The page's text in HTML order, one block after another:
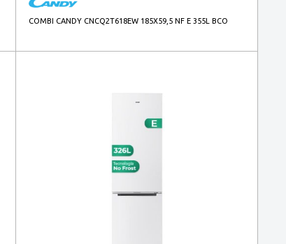
COMBI CANDY CNCQ2T618EW 185X59,5 NF E 355L BCO